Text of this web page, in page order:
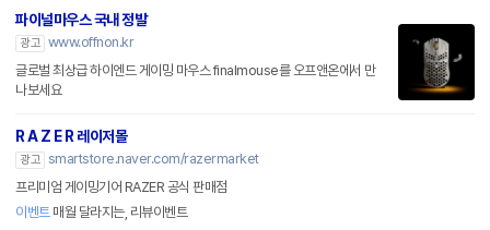
파이널마우스 국내 정발
광고 www.offnon.kr
글로벌 최상급 하이엔드 게이밍 마우스 finalmouse를 오프앤온에서 만
나보세요
R A Z E R 레이저몰
광고 smartstore.naver.com/razermarket
프리미엄 게이밍기어 RAZER 공식 판매점
이벤트 매월 달라지는, 리뷰이벤트